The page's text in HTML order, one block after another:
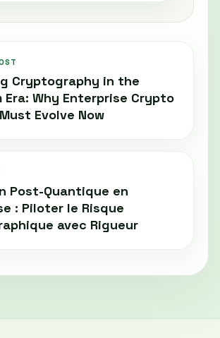
Cryptography in the
Era: Why Enterprise Crypto
Evolve Now
Post-Quantique en
: Piloter le Risque
avec Rigueur